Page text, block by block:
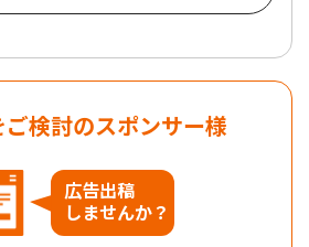
ご検討のスポンサー様
広告出稿
しませんか？